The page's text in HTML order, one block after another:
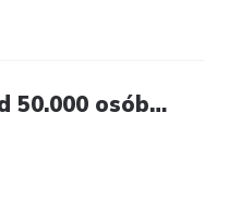
50.000 osób…